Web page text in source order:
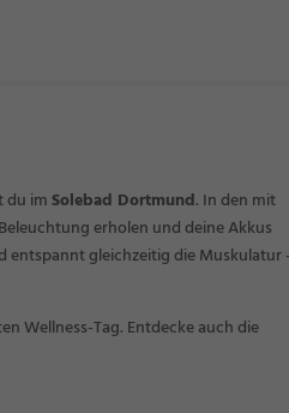
du imSolebad Dortmund. In den mit
erholen und deine Akkus
entspannt gleichzeitig die Muskulatur
Wellness-Tag. Entdecke auch die